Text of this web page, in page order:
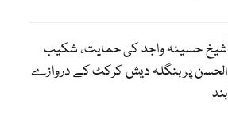
شیخ حسینہ واجد کی حمایت، شکیب
الحسن پر بنگلہ دیش کرکٹ کے دروازے
بند